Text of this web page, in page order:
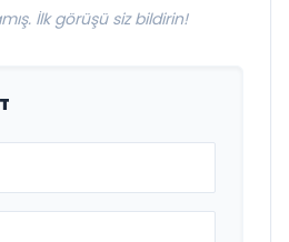
İlk görüşü siz bildirin!